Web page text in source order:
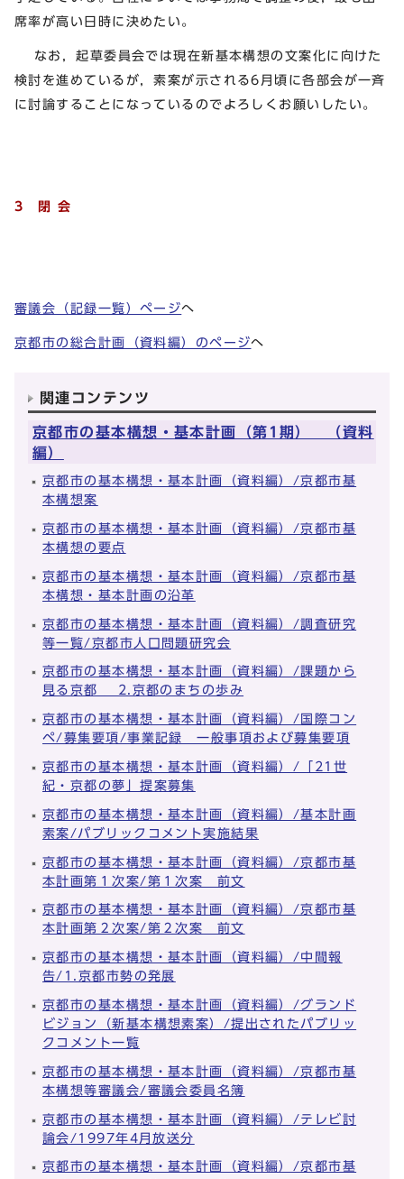
席率が高い日時に決めたい。
なお，起草委員会では現在新基本構想の文案化に向けた
検討を進めているが，素案が示される6月頃に各部会が一斉
に討論することになっているのでよろしくお願いしたい。
3 閉 会
審議会（記録一覧）ページへ
京都市の総合計画（資料編）のページへ
関連コンテンツ
京都市の基本構想・基本計画（第1期） （資料
編）
京都市の基本構想・基本計画（資料編）/京都市基
本構想案
京都市の基本構想・基本計画（資料編）/京都市基
本構想の要点
京都市の基本構想・基本計画（資料編）/京都市基
本構想・基本計画の沿革
京都市の基本構想・基本計画（資料編）/調査研究
等一覧/京都市人口問題研究会
京都市の基本構想・基本計画（資料編）/課題から
見る京都 2.京都のまちの歩み
京都市の基本構想・基本計画（資料編）/国際コン
ペ/募集要項/事業記録 一般事項および募集要項
京都市の基本構想・基本計画（資料編）/「21世
紀・京都の夢」提案募集
京都市の基本構想・基本計画（資料編）/基本計画
素案/パブリックコメント実施結果
京都市の基本構想・基本計画（資料編）/京都市基
本計画第１次案/第１次案 前文
京都市の基本構想・基本計画（資料編）/京都市基
本計画第２次案/第２次案 前文
京都市の基本構想・基本計画（資料編）/中間報
告/1.京都市勢の発展
京都市の基本構想・基本計画（資料編）/グランド
ビジョン（新基本構想素案）/提出されたパブリッ
クコメント一覧
京都市の基本構想・基本計画（資料編）/京都市基
本構想等審議会/審議会委員名簿
京都市の基本構想・基本計画（資料編）/テレビ討
論会/1997年4月放送分
京都市の基本構想・基本計画（資料編）/京都市基